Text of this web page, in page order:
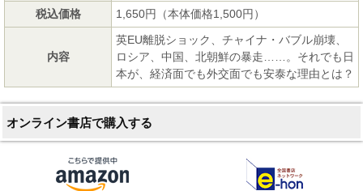
税込価格
1,650円（本体価格1,500円）
内容
英EU離脱ショック、チャイナ・バブル崩壊、
ロシア、中国、北朝鮮の暴走……。それでも日
本が、経済面でも外交面でも安泰な理由とは？
オンライン書店で購入する